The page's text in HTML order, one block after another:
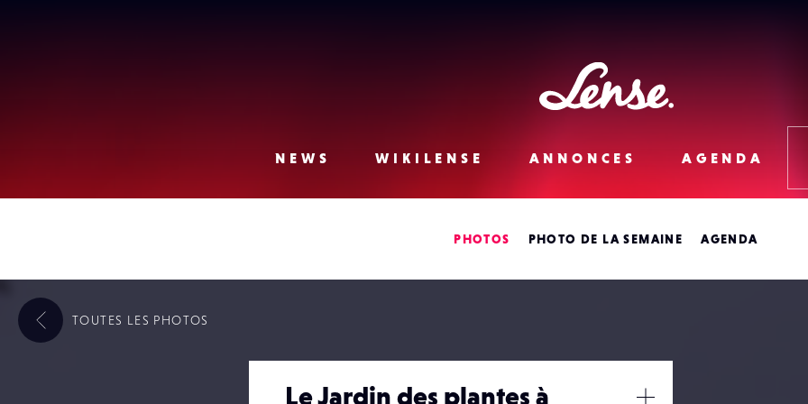
Lense
NEWS WIKILENSE ANNONCES AGENDA
PHOTOS PHOTO DE LA SEMAINE AGENDA
Le Jardin des plantes à
TOUTES LES PHOTOS